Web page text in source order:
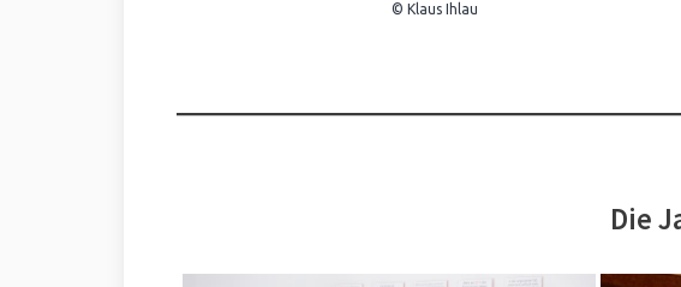
© Klaus Ihlau
Die